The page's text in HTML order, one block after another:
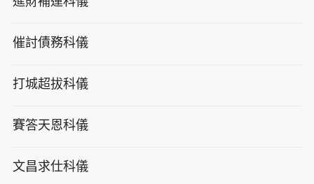
催討債務科儀
打城超拔科儀
賽答天恩科儀
文昌求仕科儀